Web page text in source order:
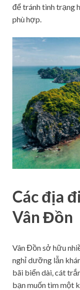
để tránh tình trạng
phù hợp.
Các địa
Vân Đồn
Vân Đồn sở hữu
nghỉ dưỡng lẫn
bãi biển dài, cát
bạn muốn tìm một